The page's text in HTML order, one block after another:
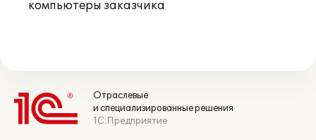
компьютеры заказчика
Отраслевые
и специализированные решения
1С:Предприятие